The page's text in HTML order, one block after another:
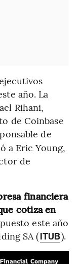
año. La
Rihani,
de Coinbase
de
a Eric Young,
de
financiera
cotiza en
este año
SA (ITUB).